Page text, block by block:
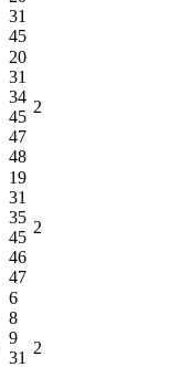
31
45
20
31
34
45
47
48
2
19
31
35
45
46
47
2
6
8
9
31
2